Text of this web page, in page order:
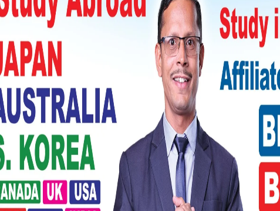
सूचना अधिकारी अविनास थापा मगरले घडियाल गोही
रूपमा रहेको बताउनुभयो । नदी र खोलामा भएको
कमीले घडियाल हराउँदै गएका उहाँको बुझाइ छ ।